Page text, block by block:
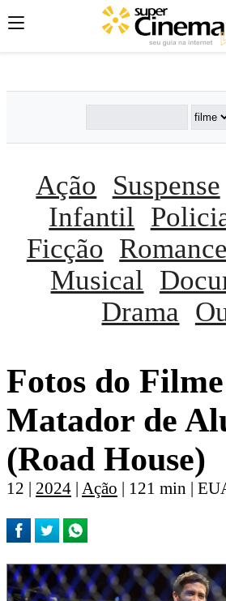
';';
Ação Suspense
Infantil
Ficção Romance
Musical
Drama
Fotos do Filme
Matador de
(Road House)
12 | 2024 | Ação | 121 min |